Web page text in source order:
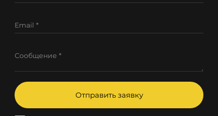
Email *
Сообщение *
Отправить заявку